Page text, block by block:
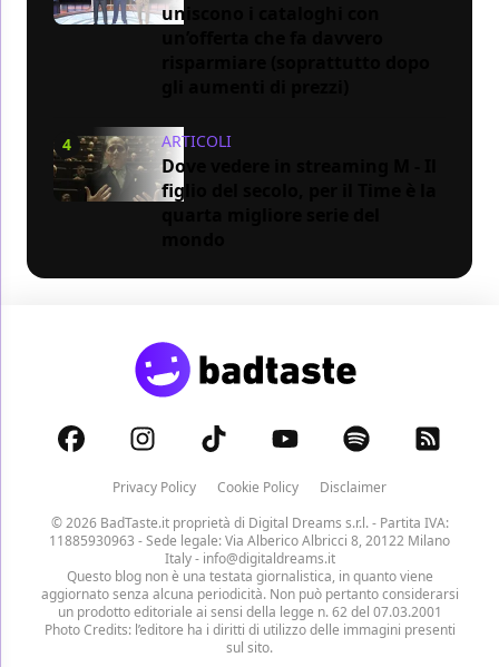
uniscono i cataloghi con
4 ARTICOLI
Dove vedere in streaming M - Il
figlio del secolo, per il Time è la
Privacy Policy Cookie Policy
Disclaimer
© 2026 BadTaste.it proprietà di Digital Dreams s.r.l.- Partita IVA:
11885930963 - Sede legale: Via Alberico Albricci 8, 20122 Milano
Italy - info@digitaldreams.it
Questo blog non è una testata giornalistica, in quanto viene
aggiornato senza alcuna periodicità. Non può pertanto considerarsi
un prodotto editoriale ai sensi della legge n. 62 del 07.03.2001
Photo Credits: l’editore ha i diritti di utilizzo delle immagini presenti
sul sito.